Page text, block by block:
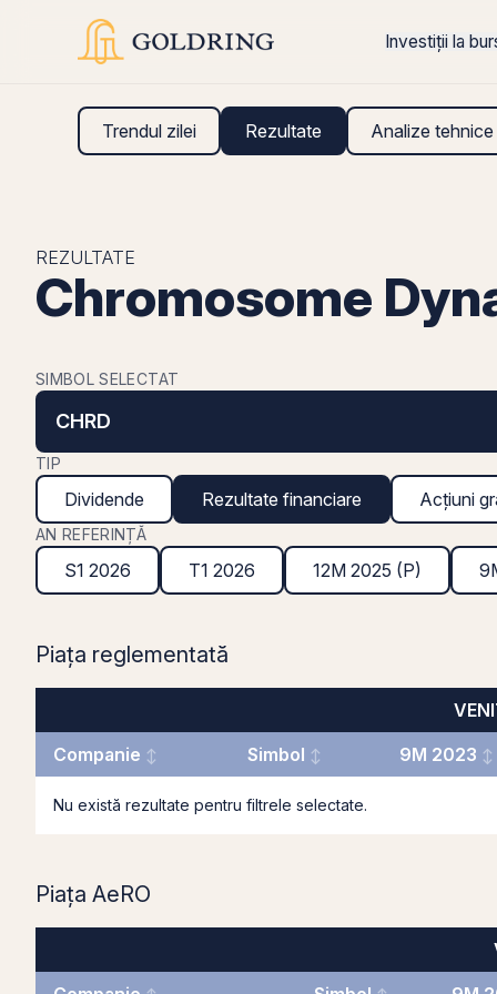
Investiții la
Trendul zilei Rezultate Analize tehnice
REZULTATE
Chromosome
SIMBOL SELECTAT
CHRD
TIP
Dividende Rezultate financiare Acțiuni
AN REFERINȚĂ
S1 2026 T1 2026 12M 2025 (P)
Piața reglementată
Companie
Simbol 9M 2023
Nu există rezultate pentru filtrele selectate.
Piața AeRO